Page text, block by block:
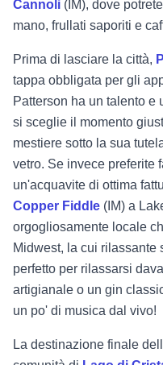
Cannoli (IM), dove
mano, frullati saporiti e
Prima di lasciare la città,
tappa obbligata per gli
Patterson ha un talento
si sceglie il momento
mestiere sotto la sua
vetro. Se invece preferite
un'acquavite di ottima
Copper Fiddle (IM) a
orgogliosamente locale
Midwest, la cui
perfetto per rilassarsi
artigianale o un gin
un po' di musica dal vivo!
La destinazione finale